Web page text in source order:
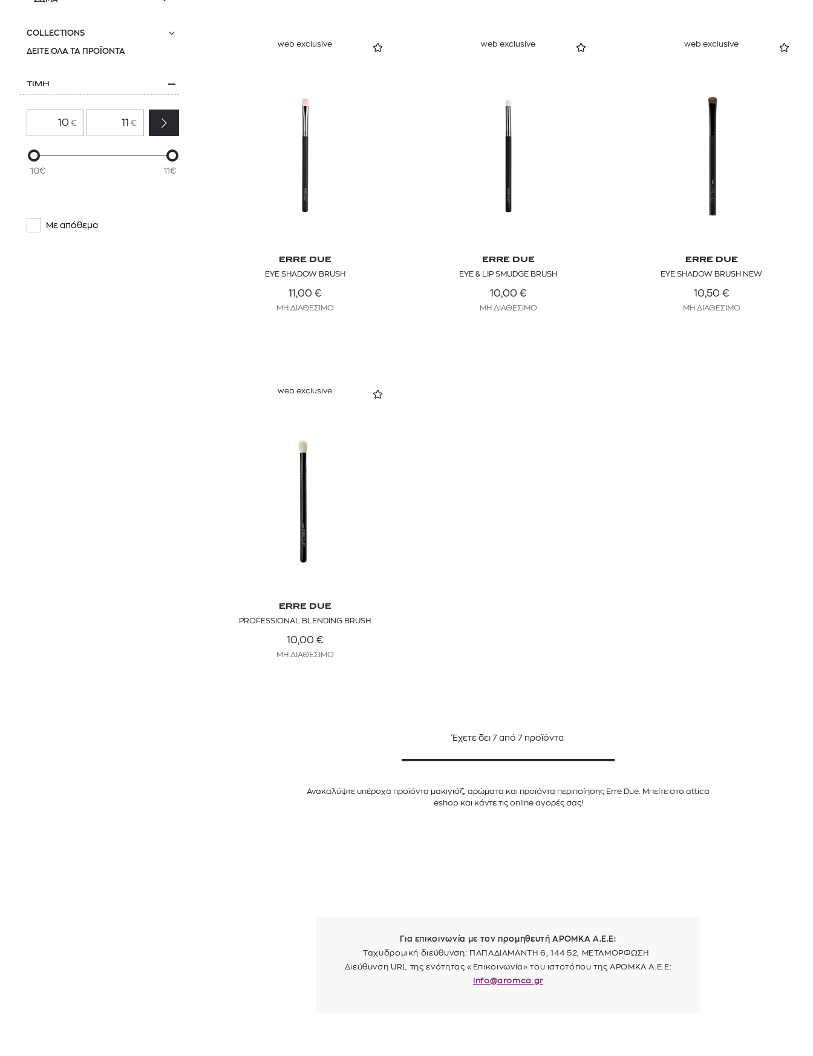
COLLECTIONS
ΔΕΙΤΕ ΟΛΑ ΤΑ ΠΡΟΪΟΝΤΑ
ΤΙΜΗ
€ €
10€ 11€
Με απόθεμα
web exclusive
ERRE DUE
EYE SHADOW BRUSH
11,00 €
ΜΗ ΔΙΑΘΕΣΙΜΟ
web exclusive
ERRE DUE
EYE & LIP SMUDGE BRUSH
10,00 €
ΜΗ ΔΙΑΘΕΣΙΜΟ
web exclusive
ERRE DUE
EYE SHADOW BRUSH NEW
10,50 €
ΜΗ ΔΙΑΘΕΣΙΜΟ
web exclusive
ERRE DUE
PROFESSIONAL BLENDING BRUSH
10,00 €
ΜΗ ΔΙΑΘΕΣΙΜΟ
Έχετε δει 7 από 7 προϊόντα
Ανακαλύψτε υπέροχα προϊόντα μακιγιάζ, αρώματα και προϊόντα περιποίησης Erre Due. Μπείτε στο attica
eshop και κάντε τις online αγορές σας!
Για επικοινωνία με τον προμηθευτήΑΡΟΜΚΑ Α.Ε.Ε:
Ταχυδρομική διεύθυνση: ΠΑΠΑΔΙΑΜΑΝΤΗ 6, 144 52, ΜΕΤΑΜΟΡΦΩΣΗ
Διεύθυνση URL της ενότητας «Επικοινωνία» του ιστοτόπου της ΑΡΟΜΚΑ Α.Ε.Ε:
info@aromca.gr